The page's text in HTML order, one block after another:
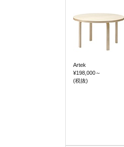
Artek
¥198,000～
(税抜)